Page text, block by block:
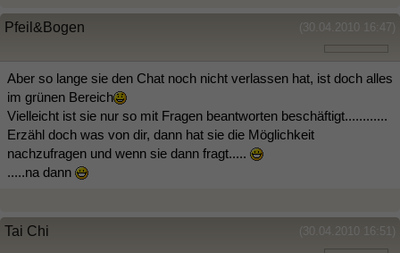
(30.04.2010 16:47)
Pfeil&Bogen
Aber so lange sie den Chat noch nicht verlassen hat, ist doch alles
im grünen Bereich
Vielleicht ist sie nur so mit Fragen beantworten beschäftigt............
Erzähl doch was von dir, dann hat sie die Möglichkeit
nachzufragen und wenn sie dann fragt.....
.....na dann
(30.04.2010 16:51)
Tai Chi